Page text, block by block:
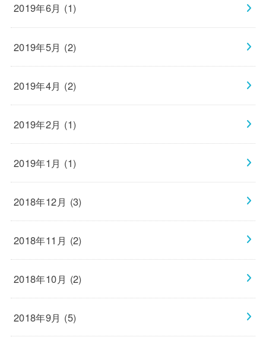
2019年6月 (1)
2019年5月 (2)
2019年4月 (2)
2019年2月 (1)
2019年1月 (1)
2018年12月 (3)
2018年11月 (2)
2018年10月 (2)
2018年9月 (5)